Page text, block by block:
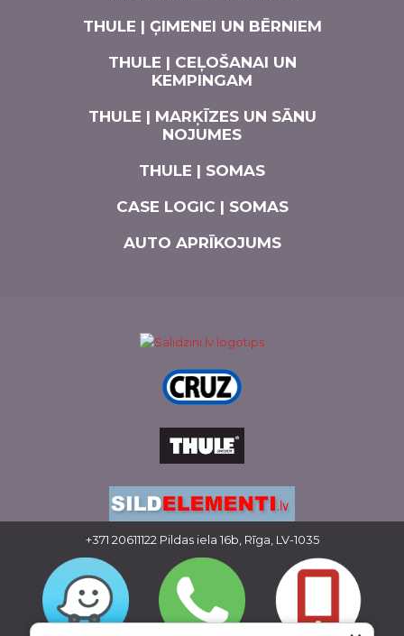
THULE | ĢIMENEI UN BĒRNIEM
THULE | CEĻOŠANAI UN
KEMPINGAM
THULE | MARĶĪZES UN SĀNU
NOJUMES
THULE | SOMAS
CASE LOGIC | SOMAS
AUTO APRĪKOJUMS
+371 20611122 Pildas iela 16b, Rīga, LV-1035